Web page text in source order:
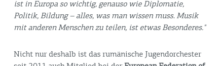
ist in Europa so wichtig, genauso wie Diplomatie,
Politik, Bildung – alles, was man wissen muss. Musik
mit anderen Menschen zu teilen, ist etwas Besonderes."
Nicht nur deshalb ist das rumänische Jugendorchester